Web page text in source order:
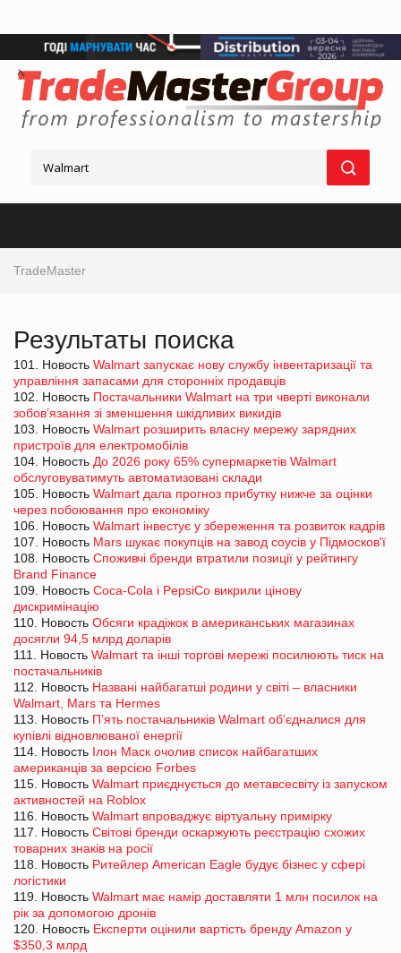
TradeMaster
Результаты поиска
101. Новость Walmart запускає нову службу інвентаризації та
управління запасами для сторонніх продавців
102. Новость Постачальники Walmart на три чверті виконали
зобов’язання зі зменшення шкідливих викидів
103. Новость Walmart розширить власну мережу зарядних
пристроїв для електромобілів
104. Новость До 2026 року 65% супермаркетів Walmart
обслуговуватимуть автоматизовані склади
105. Новость Walmart дала прогноз прибутку нижче за оцінки
через побоювання про економіку
106. Новость Walmart інвестує у збереження та розвиток кадрів
107. Новость Mars шукає покупців на завод соусів у Підмосков'ї
108. Новость Споживчі бренди втратили позиції у рейтингу
Brand Finance
109. Новость Coca-Cola і PepsiCo викрили цінову
дискримінацію
110. Новость Обсяги крадіжок в американських магазинах
досягли 94,5 млрд доларів
111. Новость Walmart та інші торгові мережі посилюють тиск на
постачальників
112. Новость Названі найбагатші родини у світі – власники
Walmart, Mars та Hermes
113. Новость П’ять постачальників Walmart об’єдналися для
купівлі відновлюваної енергії
114. Новость Ілон Маск очолив список найбагатших
американців за версією Forbes
115. Новость Walmart приєднується до метавсесвіту із запуском
активностей на Roblox
116. Новость Walmart впроваджує віртуальну примірку
117. Новость Світові бренди оскаржують реєстрацію схожих
товарних знаків на росії
118. Новость Ритейлер American Eagle будує бізнес у сфері
логістики
119. Новость Walmart має намір доставляти 1 млн посилок на
рік за допомогою дронів
120. Новость Експерти оцінили вартість бренду Amazon у
$350,3 млрд